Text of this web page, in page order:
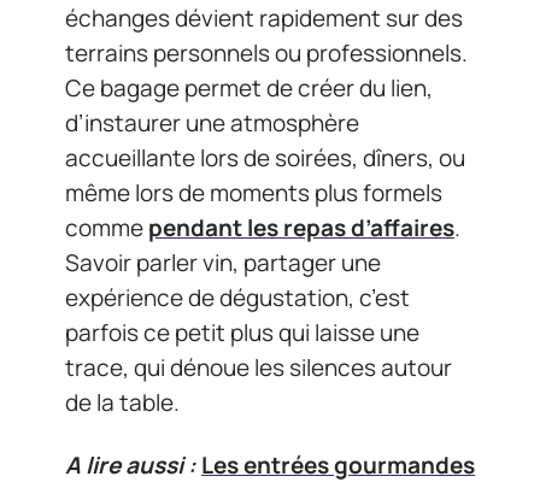
échanges dévient rapidement sur des
terrains personnels ou professionnels.
Ce bagage permet de créer du lien,
d’instaurer une atmosphère
accueillante lors de soirées, dîners, ou
même lors de moments plus formels
commependant les repas d’affaires.
Savoir parler vin, partager une
expérience de dégustation, c’est
parfois ce petit plus qui laisse une
trace, qui dénoue les silences autour
de la table.
A lire aussi :Les entrées gourmandes